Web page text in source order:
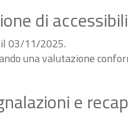
di
03/11/2025.
una valutazione
e